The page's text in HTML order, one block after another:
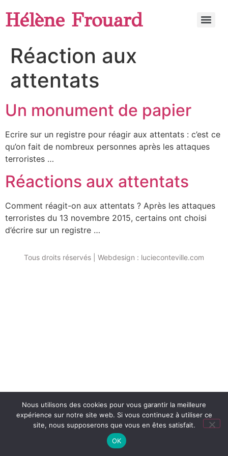
Hélène Frouard
Réaction aux
attentats
Un monument de papier
Ecrire sur un registre pour réagir aux attentats : c’est ce
qu’on fait de nombreux personnes après les attaques
terroristes …
Réactions aux attentats
Comment réagit-on aux attentats ? Après les attaques
terroristes du 13 novembre 2015, certains ont choisi
d’écrire sur un registre …
Tous droits réservés | Webdesign : lucieconteville.com
Nous utilisons des cookies pour vous garantir la meilleure
expérience sur notre site web. Si vous continuez à utiliser ce
site, nous supposerons que vous en êtes satisfait.
OK